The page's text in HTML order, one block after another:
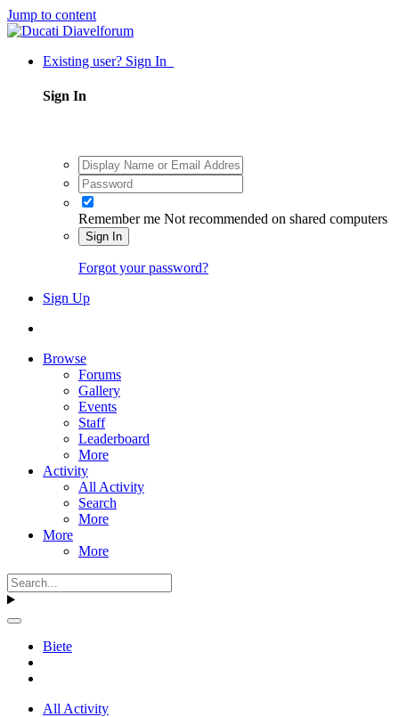
Jump to content
Existing user? Sign In
Sign In
Remember me Not recommended on shared computers
Sign In
Forgot your password?
Sign Up
Browse
Forums
Gallery
Events
Staff
Leaderboard
More
Activity
All Activity
Search
More
More
More
Biete
All Activity